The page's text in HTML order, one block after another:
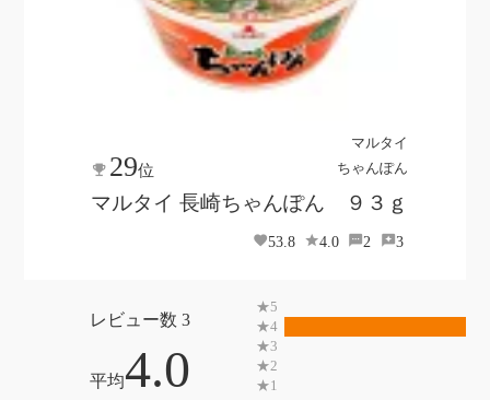
マルタイ
ちゃんぽん
29位
マルタイ 長崎ちゃんぽん ９３ｇ
53.8 4.0 2 3
3
4.0